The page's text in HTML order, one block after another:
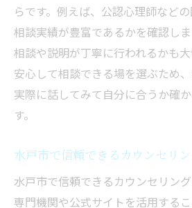
らです。例えば、公認心理師などの
相談実績が豊富であるかを確認し
相談や説明が丁寧に行われるかも大
安心して相談できる場を選ぶため、
実際に話してみて自分に合うか確
す。
水戸市で信頼できるカウンセリ
水戸市で信頼できるカウンセリン
専門機関や公式サイトを活用する